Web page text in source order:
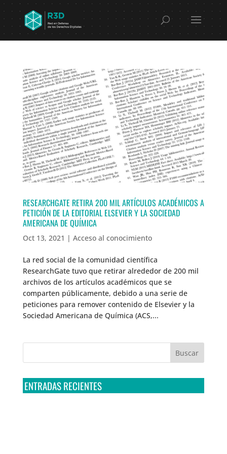
RESEARCHGATE RETIRA 200 MIL ARTÍCULOS ACADÉMICOS A
PETICIÓN DE LA EDITORIAL ELSEVIER Y LA SOCIEDAD
AMERICANA DE QUÍMICA
Oct 13, 2021 | Acceso al conocimiento
La red social de la comunidad científica
ResearchGate tuvo que retirar alrededor de 200 mil
archivos de los artículos académicos que se
comparten públicamente, debido a una serie de
peticiones para remover contenido de Elsevier y la
Sociedad Americana de Química (ACS,...
ENTRADAS RECIENTES